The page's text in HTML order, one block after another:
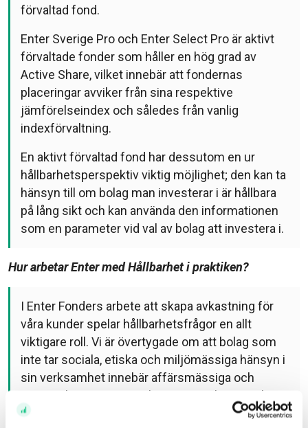
förvaltad fond.
Enter Sverige Pro och Enter Select Pro är aktivt
förvaltade fonder som håller en hög grad av
Active Share, vilket innebär att fondernas
placeringar avviker från sina respektive
jämförelseindex och således från vanlig
indexförvaltning.
En aktivt förvaltad fond har dessutom en ur
hållbarhetsperspektiv viktig möjlighet; den kan ta
hänsyn till om bolag man investerar i är hållbara
på lång sikt och kan använda den informationen
som en parameter vid val av bolag att investera i.
Hur arbetar Enter med Hållbarhet i praktiken?
I Enter Fonders arbete att skapa avkastning för
våra kunder spelar hållbarhetsfrågor en allt
viktigare roll. Vi är övertygade om att bolag som
inte tar sociala, etiska och miljömässiga hänsyn i
sin verksamhet innebär affärsmässiga och
varumärkesmässiga risker vi som placerare bör
vara observanta på. Eftersom felsteg inom